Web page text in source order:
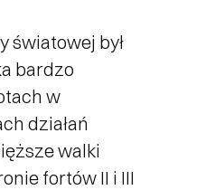
światowej był
bardzo
w
działań
walki
fortów II i III